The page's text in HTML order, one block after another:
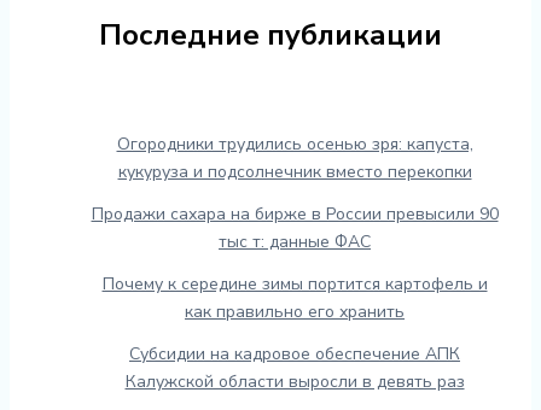
Последние публикации
Огородники трудились осенью зря: капуста,
кукуруза и подсолнечник вместо перекопки
Продажи сахара на бирже в России превысили 90
тыс т: данные ФАС
Почему к середине зимы портится картофель и
как правильно его хранить
Субсидии на кадровое обеспечение АПК
Калужской области выросли в девять раз